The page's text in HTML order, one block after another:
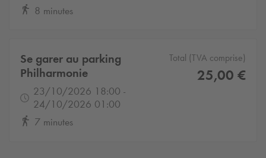
8 minutes
Se garer au parking
Philharmonie
23/10/2026 18:00 -
24/10/2026 01:00
7 minutes
Total (TVA comprise)
25,00 €